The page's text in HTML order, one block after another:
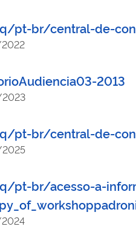
pt-br/central-de-
2013
pt-br/central-de-
pt-br/acesso-a-